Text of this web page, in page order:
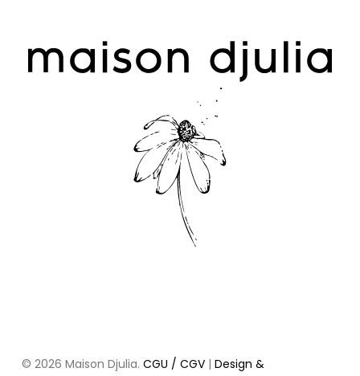
Votre panier est vide.
© 2026 Maison Djulia. CGU / CGV| Design &